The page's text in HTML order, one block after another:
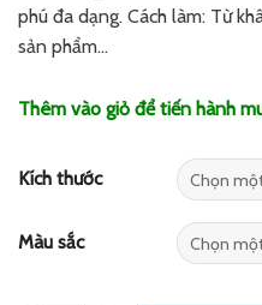
phú đa dạng. Cách làm: Từ
sản phẩm…
Thêm vào giỏ để tiến hành
Kích thước
Màu sắc